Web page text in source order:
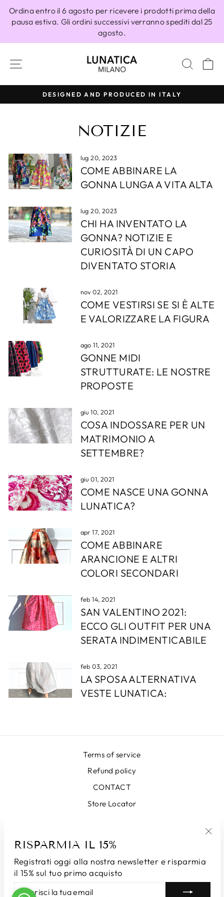
direttamente
Ordina entro il 6 agosto per ricevere i prodotti prima della
pausa estiva. Gli ordini successivi verranno spediti dal 25
agosto.
NAVIGAZIONE DEL SITO
Metti
pausa
DESIGNED AND PRODUCED IN ITALY
RISPARMIA IL 15%
Registrati oggi alla nostra newsletter e risparmia
il 15% sul tuo primo acquisto
INSERISCI
LA
ISCRIVITI
NOTIZIE
lug 20, 2023
COME ABBINARE LA
GONNA LUNGA A VITA ALTA
lug 20, 2023
CHI HA INVENTATO LA
GONNA? NOTIZIE E
CURIOSITÀ DI UN CAPO
DIVENTATO STORIA
nov 02, 2021
COME VESTIRSI SE SI È ALTE
E VALORIZZARE LA FIGURA
ago 11, 2021
GONNE MIDI
STRUTTURATE: LE NOSTRE
PROPOSTE
giu 10, 2021
COSA INDOSSARE PER UN
MATRIMONIO A
SETTEMBRE?
giu 01, 2021
COME NASCE UNA GONNA
LUNATICA?
apr 17, 2021
COME ABBINARE
ARANCIONE E ALTRI
COLORI SECONDARI
feb 14, 2021
SAN VALENTINO 2021:
ECCO GLI OUTFIT PER UNA
SERATA INDIMENTICABILE
feb 03, 2021
LA SPOSA ALTERNATIVA
VESTE LUNATICA:
Terms of service
Refund policy
CONTACT
Store Locator
LINGUA
Italiano VALUTA
Andorra (EUR €)